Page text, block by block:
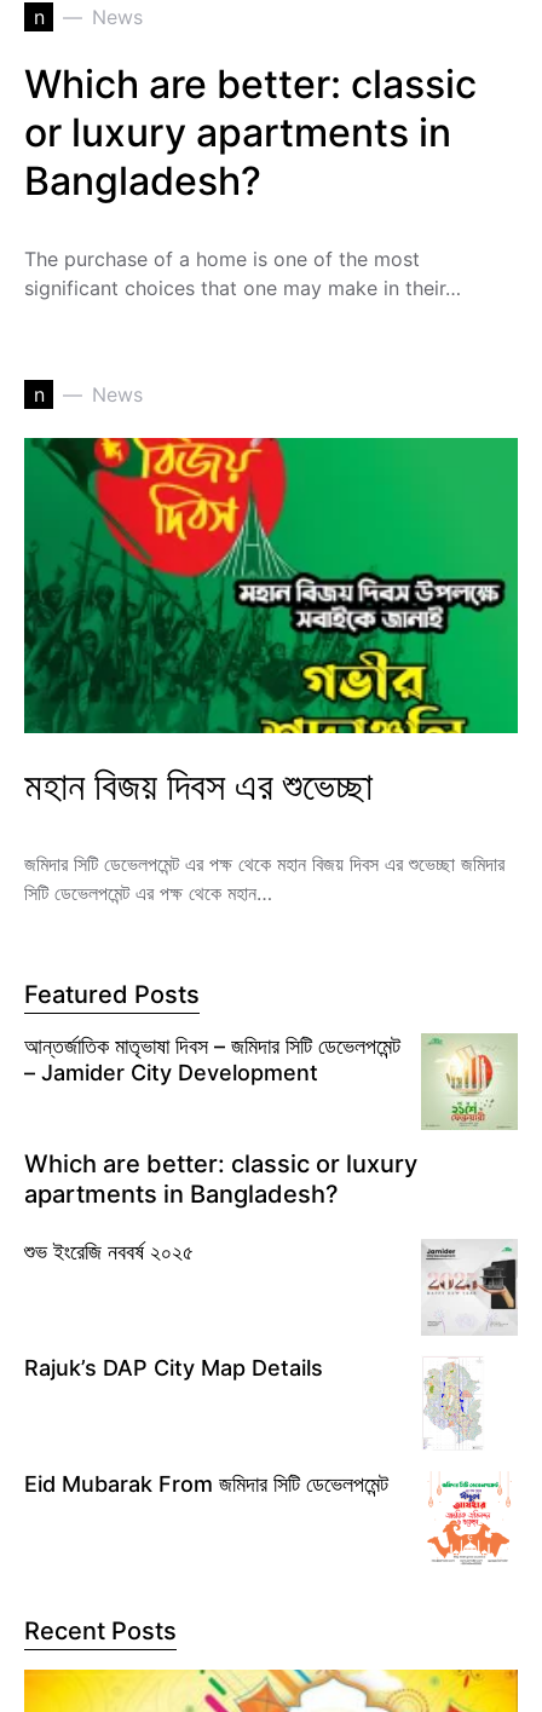
n News
Which are better: classic
or luxury apartments in
Bangladesh?
The purchase of a home is one of the most
significant choices that one may make in their…
n News
মহান বিজয় দিবস এর শুভেচ্ছা
জমিদার সিটি ডেভেলপমেন্ট এর পক্ষ থেকে মহান বিজয় দিবস এর শুভেচ্ছা জমিদার
সিটি ডেভেলপমেন্ট এর পক্ষ থেকে মহান…
Featured Posts
আন্তর্জাতিক মাতৃভাষা দিবস – জমিদার সিটি ডেভেলপমেন্ট
– Jamider City Development
Which are better: classic or luxury
apartments in Bangladesh?
শুভ ইংরেজি নববর্ষ ২০২৫
Rajuk’s DAP City Map Details
Eid Mubarak From জমিদার সিটি ডেভেলপমেন্ট
Recent Posts